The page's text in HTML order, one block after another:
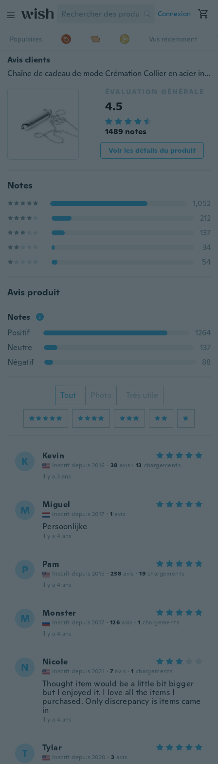
Connexion
Populaires Vus récemment
Avis clients
Chaîne de cadeau de mode Crémation Collier en acier inoxydable Pendentif Tube de support de cendre
ÉVALUATION GÉNÉRALE
4.5
1489 notes
Voir les détails du produit
Notes
1,052
212
137
34
54
Avis produit
Notes
Positif
1264
Neutre
137
Négatif
88
Tout Photo Très utile
K Kevin
Inscrit depuis 2016 · 38 avis · 13 chargements
il y a 3 ans
M Miguel
Inscrit depuis 2017 · 1 avis
Persoonlijke
il y a 4 ans
P Pam
Inscrit depuis 2015 · 238 avis · 19 chargements
il y a 4 ans
M Monster
Inscrit depuis 2017 · 126 avis · 1 chargements
il y a 4 ans
N Nicole
Inscrit depuis 2021 · 7 avis · 1 chargements
Thought item would be a little bit bigger
but I enjoyed it. I love all the items I
purchased. Only discrepancy is items came
in
il y a 4 ans
T Tylar
Inscrit depuis 2020 · 3 avis